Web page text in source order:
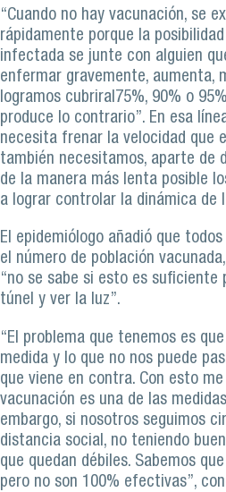
“Cuando no hay vacunación, se
rápidamente porque la
infectada se junte con alguien
enfermar gravemente, aumenta,
logramos cubriral75%, 90% o
produce lo contrario”. En esa
necesita frenar la velocidad que
también necesitamos, aparte de
de la manera más lenta posible
a lograr controlar la dinámica de
El epidemiólogo añadió que
el número de población
“no se sabe si esto es
túnel y ver la luz”.
“El problema que tenemos es
medida y lo que no nos puede
que viene en contra. Con esto
vacunación es una de las
embargo, si nosotros seguimos
distancia social, no teniendo
que quedan débiles. Sabemos
pero no son 100% efectivas”,